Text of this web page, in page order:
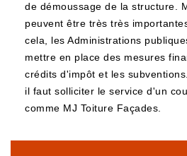
de démoussage de la structure.
peuvent être très très
cela, les Administrations
mettre en place des mesures
crédits d'impôt et les
il faut solliciter le service d'un
comme MJ Toiture Façades.